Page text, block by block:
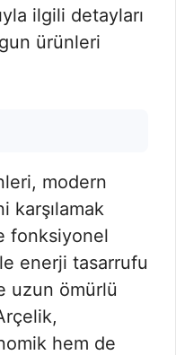
ilgili detayları
ürünleri
modern
karşılamak
fonksiyonel
enerji tasarrufu
uzun ömürlü
hem de